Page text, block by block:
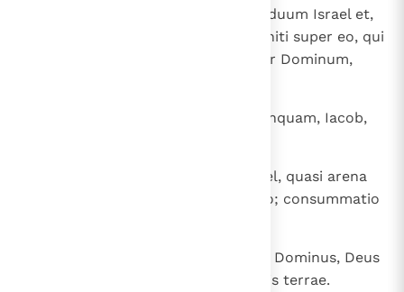
Et erit in die illa: non adiciet residuum Israel et,
qui effugerint de domo Iacob, inniti super eo, qui
percutit eos, sed innitentur super Dominum,
Reliquiae revertentur, reliquiae, inquam, Iacob,
Si enim fuerit populus tuus, Israel, quasi arena
maris, reliquiae revertentur ex eo; consummatio
interitum enim, qui decretus est, Dominus, Deus
exercituum, faciet in medio omnis terrae.